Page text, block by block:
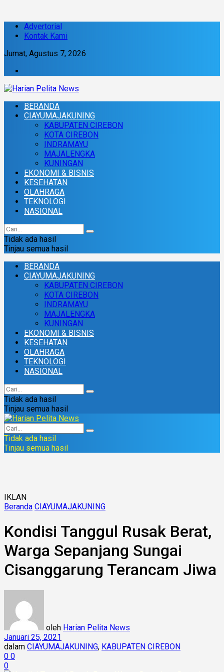
Advertorial
Kontak Kami
Jumat, Agustus 7, 2026
BERANDA
CIAYUMAJAKUNING
KABUPATEN CIREBON
KOTA CIREBON
INDRAMAYU
MAJALENGKA
KUNINGAN
EKONOMI & BISNIS
KESEHATAN
OLAHRAGA
TEKNOLOGI
NASIONAL
Tidak ada hasil
Tinjau semua hasil
BERANDA
CIAYUMAJAKUNING
KABUPATEN CIREBON
KOTA CIREBON
INDRAMAYU
MAJALENGKA
KUNINGAN
EKONOMI & BISNIS
KESEHATAN
OLAHRAGA
TEKNOLOGI
NASIONAL
Tidak ada hasil
Tinjau semua hasil
Tidak ada hasil
Tinjau semua hasil
IKLAN
Beranda CIAYUMAJAKUNING
Kondisi Tanggul Rusak Berat,
Warga Sepanjang Sungai
Cisanggarung Terancam Jiwa
oleh Harian Pelita News
Januari 25, 2021
dalam CIAYUMAJAKUNING, KABUPATEN CIREBON
0 0
0